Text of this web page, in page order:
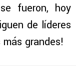
fueron, hoy
de líderes
grandes!